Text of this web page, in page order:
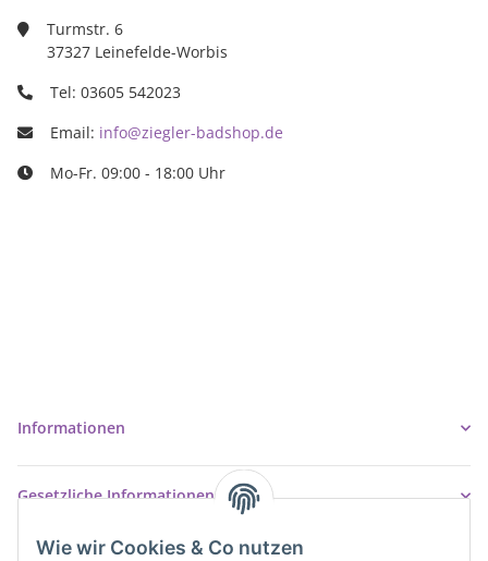
Wie wir Cookies & Co nutzen
Turmstr. 6
37327 Leinefelde-Worbis
Tel: 03605 542023
Email: info@ziegler-badshop.de
Mo-Fr. 09:00 - 18:00 Uhr
Informationen
Gesetzliche Informationen